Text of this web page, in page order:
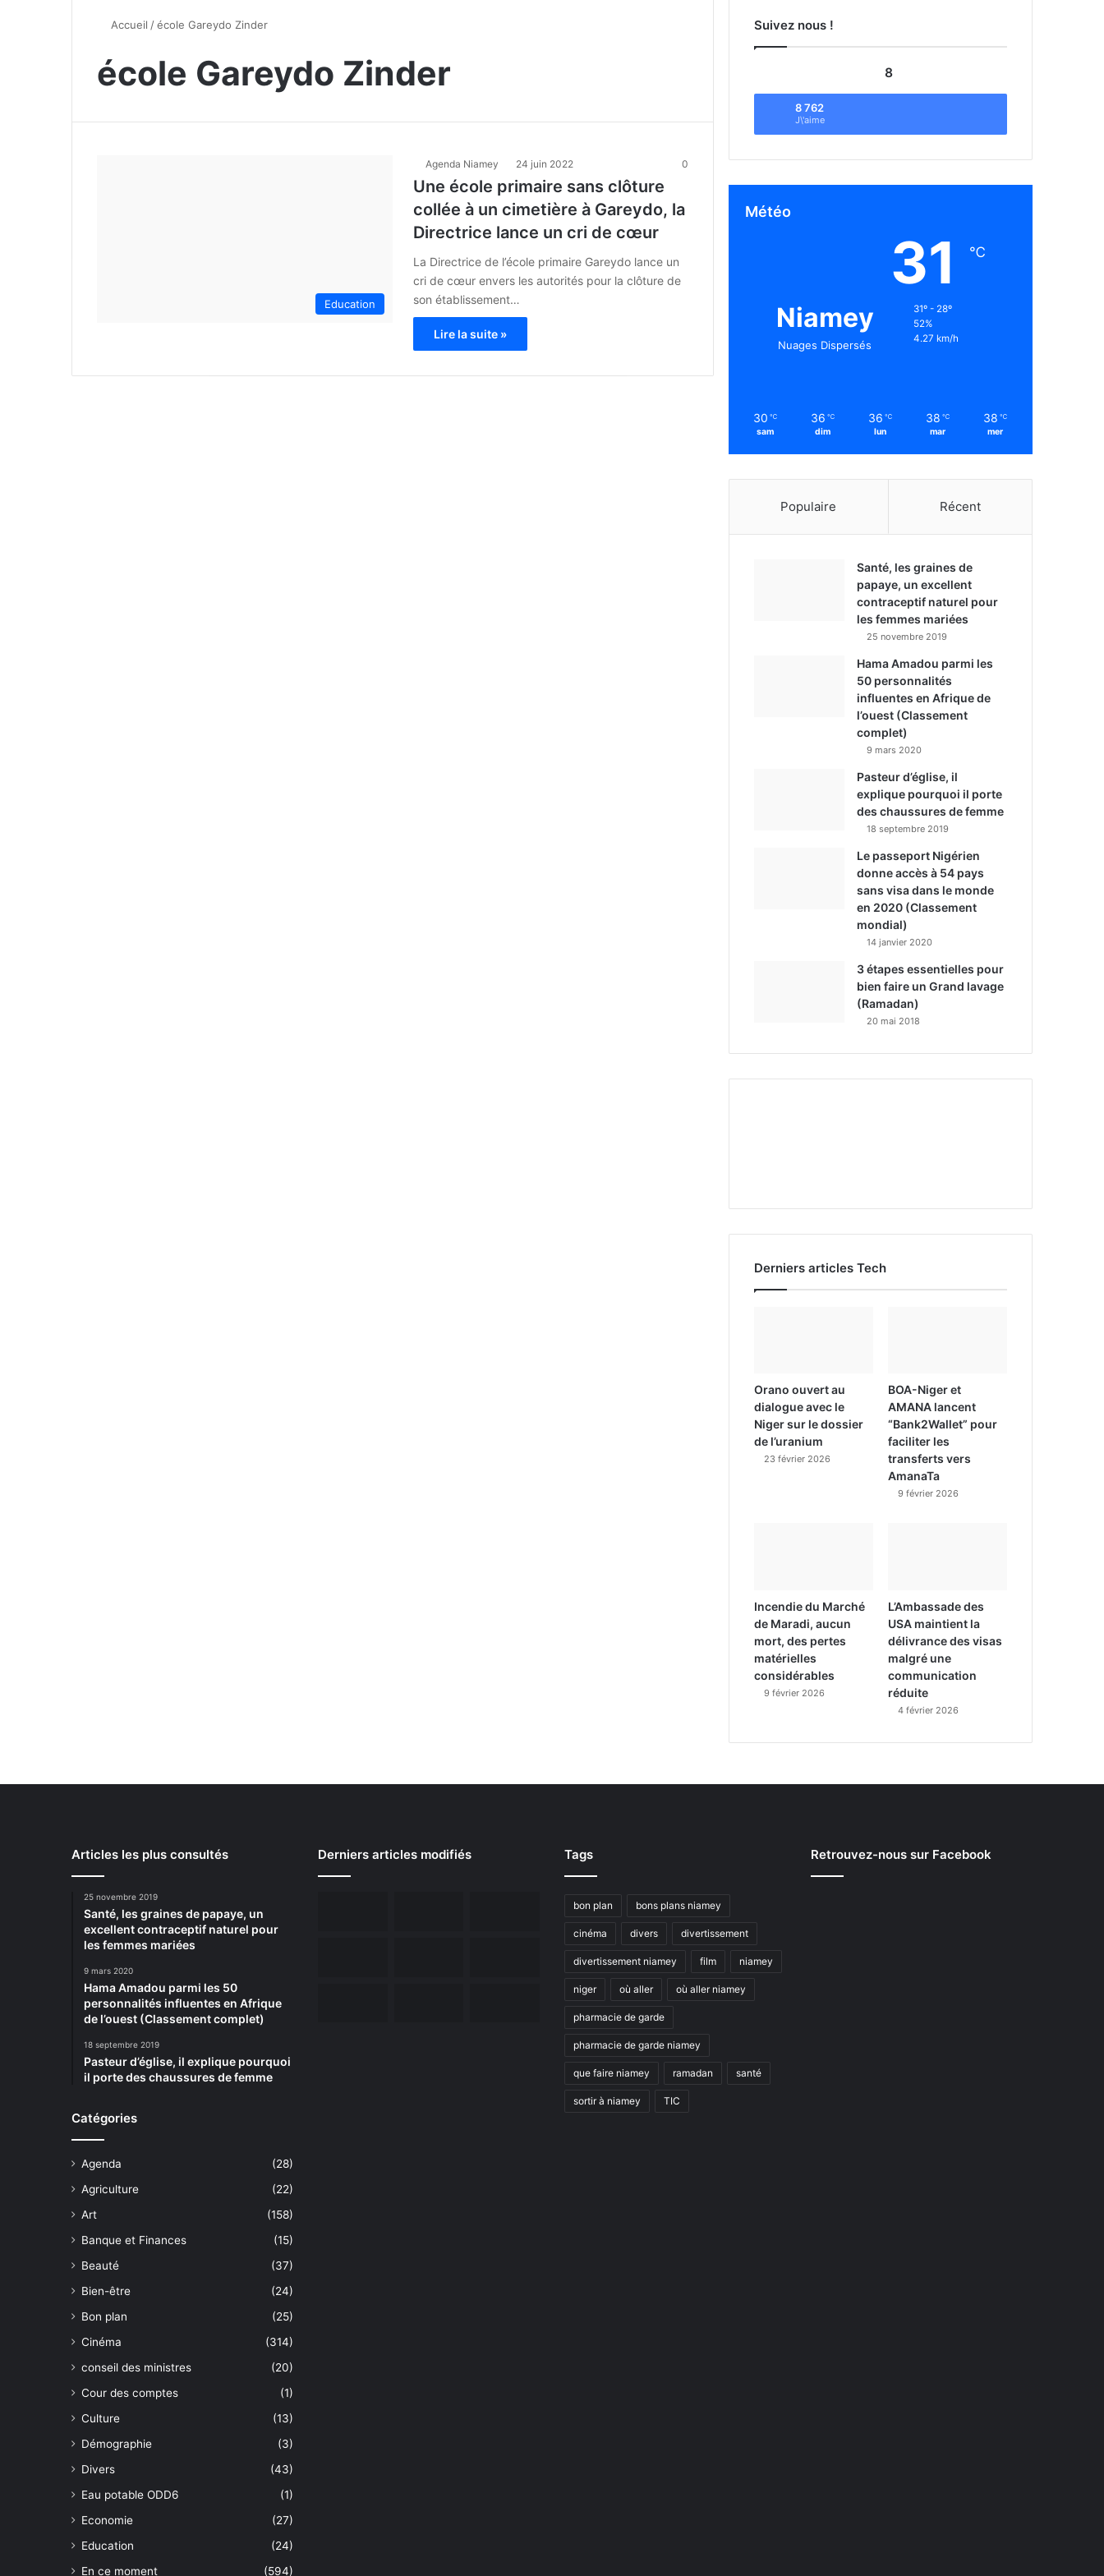
Accueil /école Gareydo Zinder
école Gareydo Zinder
Education
Agenda Niamey 24 juin 2022 0
Une école primaire sans clôture
collée à un cimetière à Gareydo, la
Directrice lance un cri de cœur
La Directrice de l’école primaire Gareydo lance un
cri de cœur envers les autorités pour la clôture de
son établissement…
Lire la suite »
Suivez nous !
8
8 762
J\'aime
Météo
Niamey
Nuages Dispersés
31 ℃
31º - 28º
52%
4.27 km/h
30 ℃
sam
36 ℃
dim
36 ℃
lun
38 ℃
mar
38 ℃
mer
Populaire Récent
Santé, les graines de
papaye, un excellent
contraceptif naturel pour
les femmes mariées
25 novembre 2019
Hama Amadou parmi les
50 personnalités
influentes en Afrique de
l’ouest (Classement
complet)
9 mars 2020
Pasteur d’église, il
explique pourquoi il porte
des chaussures de femme
18 septembre 2019
Le passeport Nigérien
donne accès à 54 pays
sans visa dans le monde
en 2020 (Classement
mondial)
14 janvier 2020
3 étapes essentielles pour
bien faire un Grand lavage
(Ramadan)
20 mai 2018
Derniers articles Tech
Orano ouvert au
dialogue avec le
Niger sur le dossier
de l’uranium
23 février 2026
BOA-Niger et
AMANA lancent
“Bank2Wallet” pour
faciliter les
transferts vers
AmanaTa
9 février 2026
Incendie du Marché
de Maradi, aucun
mort, des pertes
matérielles
considérables
9 février 2026
L’Ambassade des
USA maintient la
délivrance des visas
malgré une
communication
réduite
4 février 2026
Articles les plus consultés
25 novembre 2019
Santé, les graines de papaye, un
excellent contraceptif naturel pour
les femmes mariées
9 mars 2020
Hama Amadou parmi les 50
personnalités influentes en Afrique
de l’ouest (Classement complet)
18 septembre 2019
Pasteur d’église, il explique pourquoi
il porte des chaussures de femme
Catégories
Agenda
(28)
Agriculture
(22)
Art
(158)
Banque et Finances
(15)
Beauté
(37)
Bien-être
(24)
Bon plan
(25)
Cinéma
(314)
conseil des ministres
(20)
Cour des comptes
(1)
Culture
(13)
Démographie
(3)
Divers
(43)
Eau potable ODD6
(1)
Economie
(27)
Education
(24)
En ce moment
(594)
Derniers articles modifiés Tags
bon plan bons plans niamey
cinéma divers divertissement
divertissement niamey film niamey
niger où aller où aller niamey
pharmacie de garde
pharmacie de garde niamey
que faire niamey ramadan santé
sortir à niamey TIC
Retrouvez-nous sur Facebook